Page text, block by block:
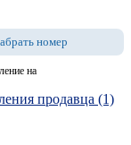
номер
на
продавца (1)